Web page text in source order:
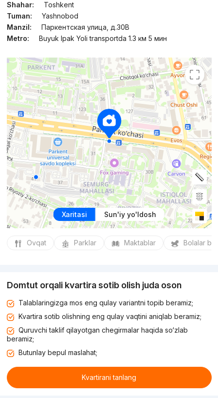
Shahar:
Toshkent
Tuman:
Yashnobod
Manzil:
Паркентская улица, д.30В
Metro:
Buyuk Ipak Yoli transportda 1.3 км 5 мин
Xaritasi Sun'iy yo'ldosh
Ovqat Parklar Maktablar Bolalar
Domtut orqali kvartira sotib olish juda oson
Talablaringizga mos eng qulay variantni topib beramiz;
Kvartira sotib olishning eng qulay vaqtini aniqlab beramiz;
Quruvchi taklif qilayotgan chegirmalar haqida so‘zlab
beramiz;
Butunlay bepul maslahat;
Kvartirani tanlang